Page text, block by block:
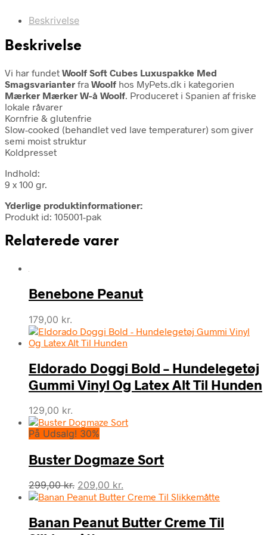
Beskrivelse
Beskrivelse
Vi har fundet Woolf Soft Cubes Luxuspakke Med
Smagsvarianter fra Woolf hos MyPets.dk i kategorien
Mærker Mærker W-å Woolf. Produceret i Spanien af friske
lokale råvarer
Kornfrie & glutenfrie
Slow-cooked (behandlet ved lave temperaturer) som giver
semi moist struktur
Koldpresset
Indhold:
9 x 100 gr.
Yderlige produktinformationer:
Produkt id: 105001-pak
Relaterede varer
Benebone Peanut
179,00 kr.
Eldorado Doggi Bold – Hundelegetøj
Gummi Vinyl Og Latex Alt Til Hunden
129,00 kr.
På Udsalg! 30%
Buster Dogmaze Sort
299,00kr. Den
oprindelige
var:
299,00 kr..
209,00 kr.
aktuelle
er:
209,00 kr..
Banan Peanut Butter Creme Til